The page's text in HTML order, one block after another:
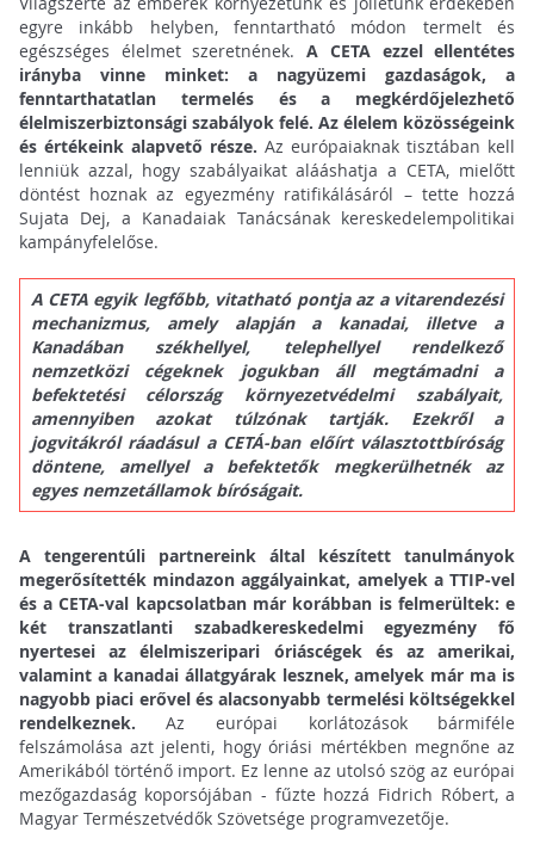
egyre inkább helyben, fenntartható módon termelt és
egészséges élelmet szeretnének. A CETA ezzel ellentétes
irányba vinne minket: a nagyüzemi gazdaságok, a
fenntarthatatlan termelés és a megkérdőjelezhető
élelmiszerbiztonsági szabályok felé. Az élelem közösségeink
és értékeink alapvető része. Az európaiaknak tisztában kell
lenniük azzal, hogy szabályaikat alááshatja a CETA, mielőtt
döntést hoznak az egyezmény ratifikálásáról – tette hozzá
Sujata Dej, a Kanadaiak Tanácsának kereskedelempolitikai
kampányfelelőse.
A CETA egyik legfőbb, vitatható pontja az a vitarendezési
mechanizmus, amely alapján a kanadai, illetve a
Kanadában székhellyel, telephellyel rendelkező
nemzetközi cégeknek jogukban áll megtámadni a
befektetési célország környezetvédelmi szabályait,
amennyiben azokat túlzónak tartják. Ezekről a
jogvitákról ráadásul a CETÁ-ban előírt választottbíróság
döntene, amellyel a befektetők megkerülhetnék az
egyes nemzetállamok bíróságait.
A tengerentúli partnereink által készített tanulmányok
megerősítették mindazon aggályainkat, amelyek a TTIP-vel
és a CETA-val kapcsolatban már korábban is felmerültek: e
két transzatlanti szabadkereskedelmi egyezmény fő
nyertesei az élelmiszeripari óriáscégek és az amerikai,
valamint a kanadai állatgyárak lesznek, amelyek már ma is
nagyobb piaci erővel és alacsonyabb termelési költségekkel
rendelkeznek. Az európai korlátozások bármiféle
felszámolása azt jelenti, hogy óriási mértékben megnőne az
Amerikából történő import. Ez lenne az utolsó szög az európai
mezőgazdaság koporsójában - fűzte hozzá Fidrich Róbert, a
Magyar Természetvédők Szövetsége programvezetője.